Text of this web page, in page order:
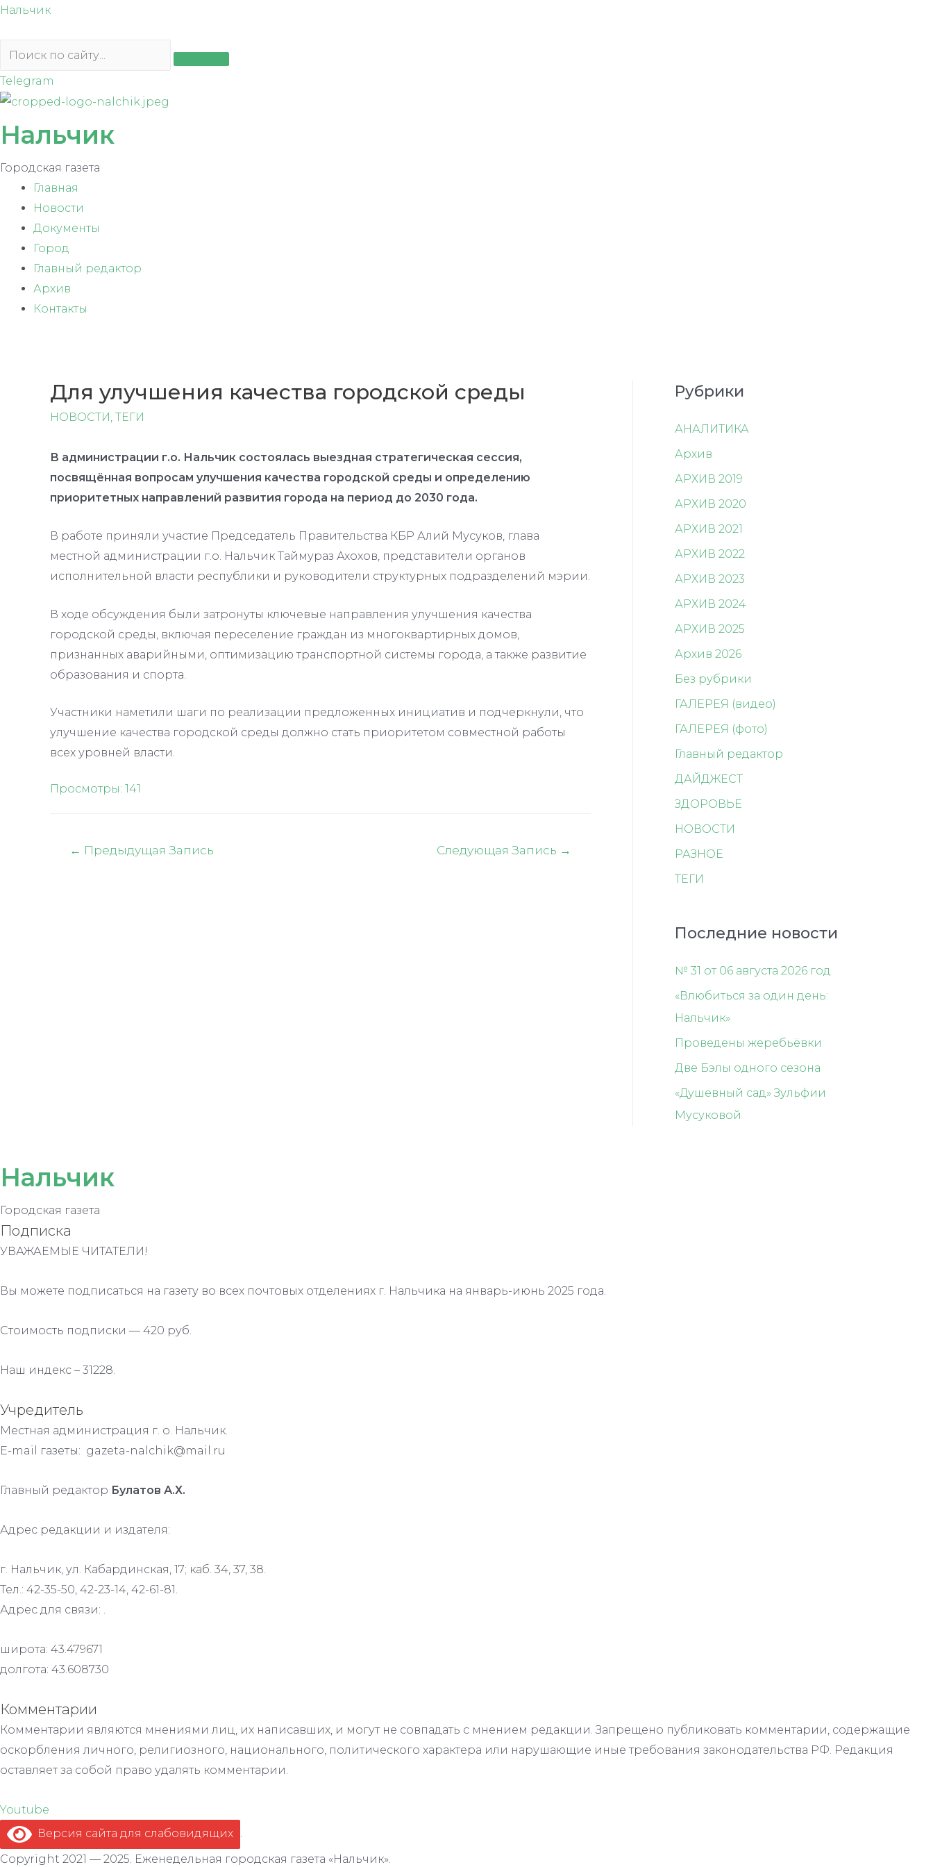
Перейти
содержимому
Нальчик
Telegram
Нальчик
Городская газета
Главная
Новости
Документы
Город
Главный редактор
Архив
Контакты
Для улучшения качества городской среды
НОВОСТИ , ТЕГИ
В администрации г.о. Нальчик состоялась выездная стратегическая сессия,
посвящённая вопросам улучшения качества городской среды и определению
приоритетных направлений развития города на период до 2030 года.
В работе приняли участие Председатель Правительства КБР Алий Мусуков, глава
местной администрации г.о. Нальчик Таймураз Ахохов, представители органов
исполнительной власти республики и руководители структурных подразделений мэрии.
В ходе обсуждения были затронуты ключевые направления улучшения качества
городской среды, включая переселение граждан из многоквартирных домов,
признанных аварийными, оптимизацию транспортной системы города, а также развитие
образования и спорта.
Участники наметили шаги по реализации предложенных инициатив и подчеркнули, что
улучшение качества городской среды должно стать приоритетом совместной работы
всех уровней власти.
Просмотры: 141
Навигация
← Предыдущая Запись Следующая Запись →
Рубрики
АНАЛИТИКА
Архив
АРХИВ 2019
АРХИВ 2020
АРХИВ 2021
АРХИВ 2022
АРХИВ 2023
АРХИВ 2024
АРХИВ 2025
Архив 2026
Без рубрики
ГАЛЕРЕЯ (видео)
ГАЛЕРЕЯ (фото)
Главный редактор
ДАЙДЖЕСТ
ЗДОРОВЬЕ
НОВОСТИ
РАЗНОЕ
ТЕГИ
Последние новости
№ 31 от 06 августа 2026 год
«Влюбиться за один день:
Нальчик»
Проведены жеребьёвки
Две Бэлы одного сезона
«Душевный сад» Зульфии
Мусуковой
Нальчик
Городская газета
Подписка
УВАЖАЕМЫЕ ЧИТАТЕЛИ!
Вы можете подписаться на газету во всех почтовых отделениях г. Нальчика на январь-июнь 2025 года.
Стоимость подписки — 420 руб.
Наш индекс – 31228.
Учредитель
Местная администрация г. о. Нальчик.
E-mail газеты: gazeta-nalchik@mail.ru
Главный редактор Булатов А.Х.
Адрес редакции и издателя:
г. Нальчик, ул. Кабардинская, 17; каб. 34, 37, 38.
Тел.: 42-35-50, 42-23-14, 42-61-81.
Адрес для связи: .
широта: 43.479671
долгота: 43.608730
Комментарии
Комментарии являются мнениями лиц, их написавших, и могут не совпадать с мнением редакции. Запрещено публиковать комментарии, содержащие
оскорбления личного, религиозного, национального, политического характера или нарушающие иные требования законодательства РФ. Редакция
оставляет за собой право удалять комментарии.
Youtube
Версия сайта для слабовидящих .
Copyright 2021 — 2025. Еженедельная городская газета «Нальчик».